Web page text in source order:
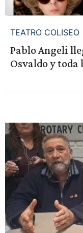
TEATRO COLISEO
Pablo Angeli
Osvaldo y